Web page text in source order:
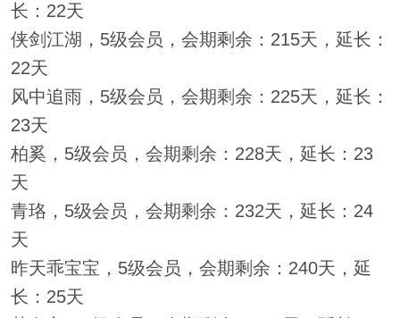
长：22天
侠剑江湖，5级会员，会期剩余：215天，延长：
22天
风中追雨，5级会员，会期剩余：225天，延长：
23天
柏奚，5级会员，会期剩余：228天，延长：23
天
青珞，5级会员，会期剩余：232天，延长：24
天
昨天乖宝宝，5级会员，会期剩余：240天，延
长：25天